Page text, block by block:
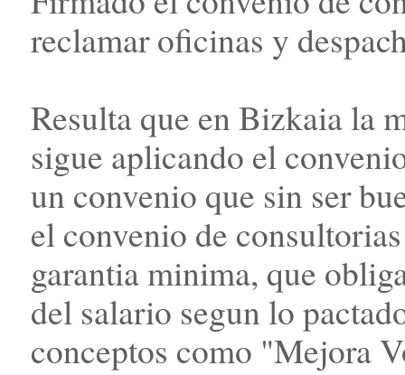
reclamar oficinas y
Resulta que en Bizkaia la
sigue aplicando el
un convenio que sin ser
el convenio de
garantia minima, que
del salario segun lo
conceptos como "Mejora